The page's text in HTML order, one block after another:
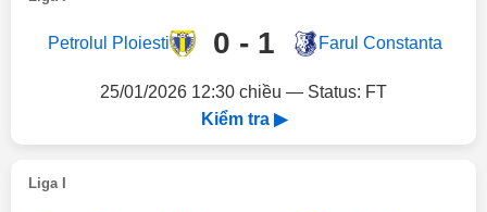
Petrolul Ploiesti 0 - 1 Farul Constanta
25/01/2026 12:30 chiều — Status: FT
Kiểm tra ▶
Liga I